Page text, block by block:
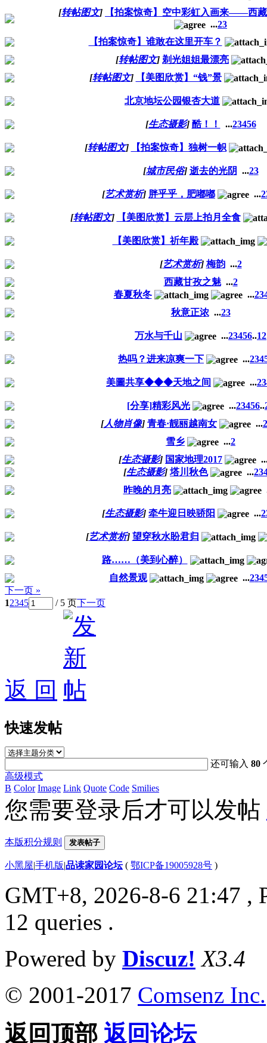
[转帖图文]
【拍案惊奇】空中彩虹入画来——西
...23
【拍案惊奇】谁敢在这里开车？
[转帖图文] 剃光姐姐最漂亮
[转帖图文] 【美图欣赏】“钱”景
北京地坛公园银杏大道
[生态摄影] 酷！！ ...23456
[转帖图文] 【拍案惊奇】独树一帜
[城市民俗] 逝去的光阴 ...23
[艺术赏析] 胖乎乎，肥嘟嘟 ...2
[转帖图文] 【美图欣赏】云层上拍月全食
【美图欣赏】祈年殿
[艺术赏析] 梅韵 ...2
西藏甘孜之魅 ...2
春夏秋冬
...23
秋意正浓 ...23
万水与千山 ...23456..12
热吗？进来凉爽一下 ...234
美圖共享◆◆◆天地之间 ...23
[分享]精彩风光 ...23456..
[人物肖像] 青春·靓丽越南女 ...2
雪乡
...2
[生态摄影] 国家地理2017
[生态摄影] 塔川秋色 ...23
昨晚的月亮
[生态摄影] 牵牛迎日映骄阳 ...2
[艺术赏析] 望穿秋水盼君归
路……（美到心醉）
自然景观
...234
下一页 »
12345 / 5 页下一页
返 回
快速发帖
还可输入80
高级模式
B Color Image Link Quote Code Smilies
您需要登录后才可以发帖
本版积分规则 发表帖子
小黑屋|手机版|品读家园论坛( 鄂ICP备19005928号 )
GMT+8, 2026-8-6 21:47 ,
12 queries .
Powered by Discuz! X3.4
© 2001-2017 Comsenz Inc.
返回顶部 返回论坛